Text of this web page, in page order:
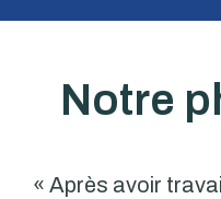
Notre
« Après avoir